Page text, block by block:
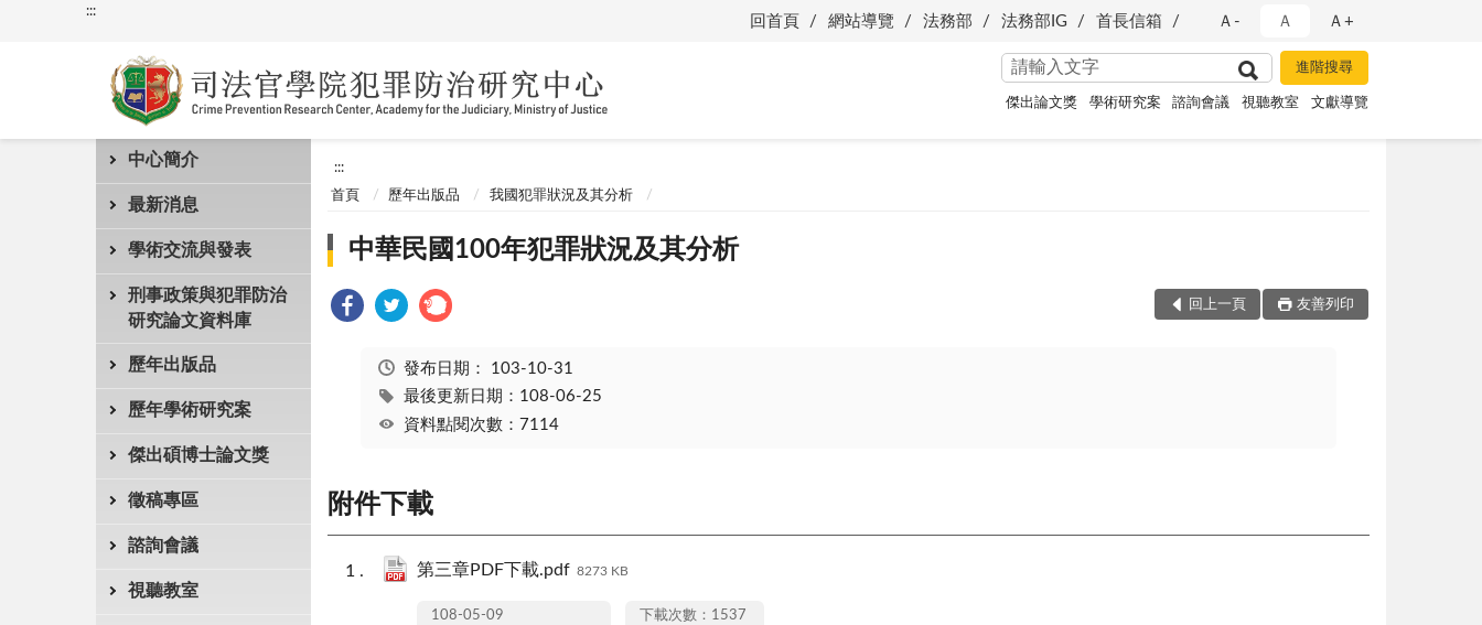
:::
回首頁 網站導覽 法務部 法務部IG 首長信箱 Ａ- Ａ Ａ+
傑出論文獎 學術研究案 諮詢會議 視聽教室 文獻導覽
中心簡介
最新消息
學術交流與發表
刑事政策與犯罪防治
研究論文資料庫
歷年出版品
歷年學術研究案
傑出碩博士論文獎
徵稿專區
諮詢會議
視聽教室
:::
首頁 歷年出版品 我國犯罪狀況及其分析
中華民國100年犯罪狀況及其分析
回上一頁 友善列印
發布日期： 103-10-31
最後更新日期：108-06-25
資料點閱次數：7114
附件下載
第三章PDF下載.pdf 8273 KB
108-05-09 下載次數：1537